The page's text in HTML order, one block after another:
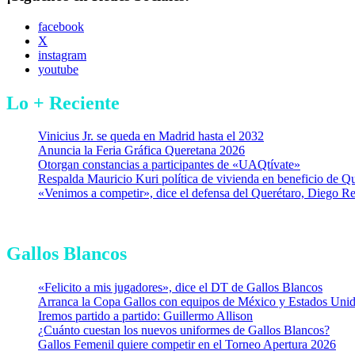
facebook
X
instagram
youtube
Lo + Reciente
Vinicius Jr. se queda en Madrid hasta el 2032
Anuncia la Feria Gráfica Queretana 2026
Otorgan constancias a participantes de «UAQtívate»
Respalda Mauricio Kuri política de vivienda en beneficio de
«Venimos a competir», dice el defensa del Querétaro, Diego
Gallos Blancos
«Felicito a mis jugadores», dice el DT de Gallos Blancos
Arranca la Copa Gallos con equipos de México y Estados
Iremos partido a partido: Guillermo Allison
¿Cuánto cuestan los nuevos uniformes de Gallos Blancos?
Gallos Femenil quiere competir en el Torneo Apertura 2026